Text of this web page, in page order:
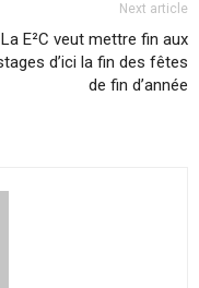
Next article
La E²C veut mettre fin aux
d’ici la fin des fêtes
de fin d’année